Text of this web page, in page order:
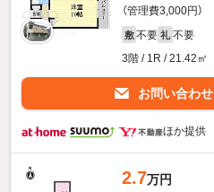
（管理費3,000円）
敷 不要 礼 不要
3階 / 1R / 21.42㎡
お問い合わせ
ほか提供
2.7万円